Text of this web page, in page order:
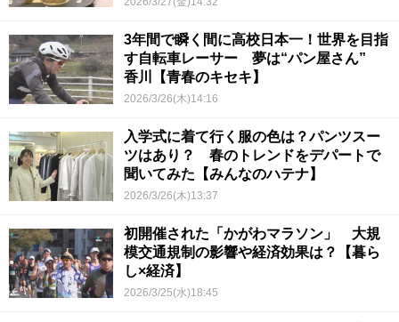
3年間で瞬く間に高校日本一！世界を目指
す自転車レーサー 夢は“パン屋さん”
香川【青春のキセキ】
2026/3/26(木)14:16
入学式に着て行く服の色は？パンツスー
ツはあり？ 春のトレンドをデパートで
聞いてみた【みんなのハテナ】
2026/3/26(木)13:37
初開催された「かがわマラソン」 大規
模交通規制の影響や経済効果は？【暮ら
し×経済】
2026/3/25(水)18:45